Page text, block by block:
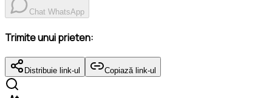
Chat WhatsApp
Trimite unui prieten:
Distribuie link-ul Copiază link-ul